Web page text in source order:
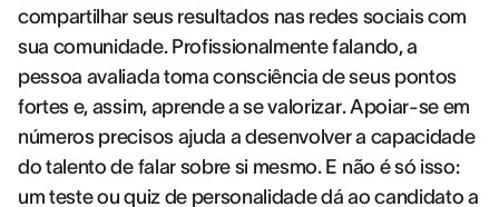
compartilhar seus resultados nas redes sociais com
sua comunidade. Profissionalmente falando, a
pessoa avaliada toma consciência de seus pontos
fortes e, assim, aprende a se valorizar. Apoiar-se em
números precisos ajuda a desenvolver a capacidade
do talento de falar sobre si mesmo. E não é só isso:
um teste ou quiz de personalidade dá ao candidato a